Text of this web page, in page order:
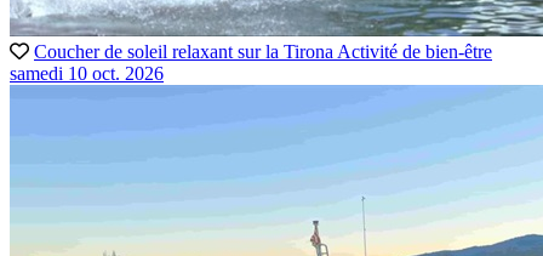
Coucher de soleil relaxant sur la Tirona Activité de bien-être
samedi 10 oct. 2026